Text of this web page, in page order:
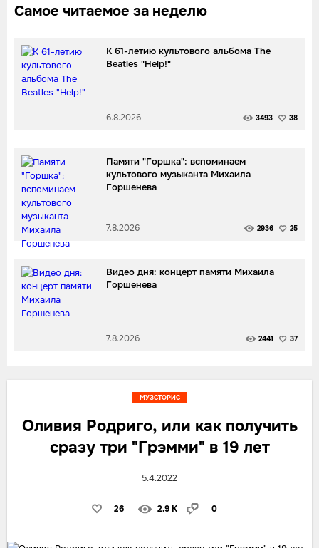
Самое читаемое за неделю
К 61-летию культового альбома The
Beatles "Help!"
6.8.2026 3493 38
Памяти "Горшка": вспоминаем
культового музыканта Михаила
Горшенева
7.8.2026 2936 25
Видео дня: концерт памяти Михаила
Горшенева
7.8.2026 2441 37
Оливия Родриго, или как получить
сразу три "Грэмми" в 19 лет
5.4.2022
26 2.9 K 0
МУЗСТОРИС